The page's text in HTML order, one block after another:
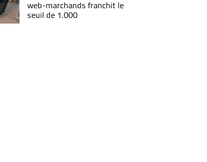
web-marchands franchit le
seuil de 1.000